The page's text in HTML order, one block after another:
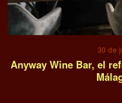
30 de
Anyway Wine Bar, el